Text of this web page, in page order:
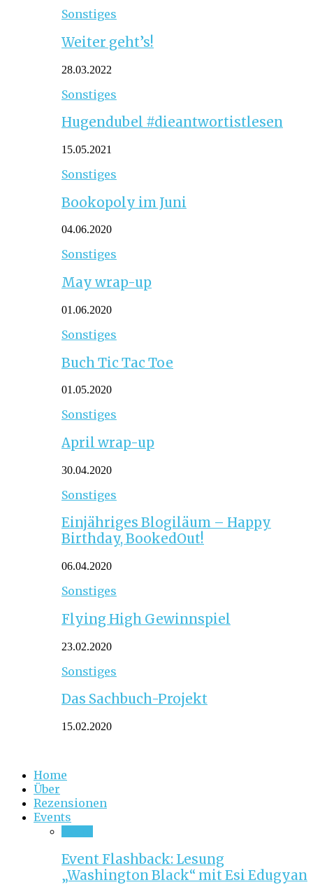
Sonstiges
Weiter geht’s!
28.03.2022
Sonstiges
Hugendubel #dieantwortistlesen
15.05.2021
Sonstiges
Bookopoly im Juni
04.06.2020
Sonstiges
May wrap-up
01.06.2020
Sonstiges
Buch Tic Tac Toe
01.05.2020
Sonstiges
April wrap-up
30.04.2020
Sonstiges
Einjähriges Blogiläum – Happy
Birthday, BookedOut!
06.04.2020
Sonstiges
Flying High Gewinnspiel
23.02.2020
Sonstiges
Das Sachbuch-Projekt
15.02.2020
Home
Über
Rezensionen
Events
Event Flashback: Lesung
„Washington Black“ mit Esi Edugyan